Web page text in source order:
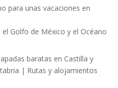
para unas vacaciones en
Golfo de México y el Océano
baratas en Castilla y
| Rutas y alojamientos